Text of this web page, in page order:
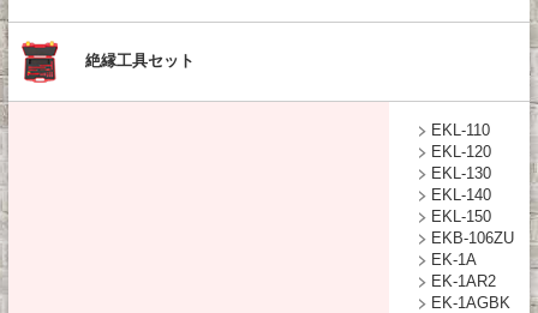
絶縁工具セット
EKL-110
EKL-120
EKL-130
EKL-140
EKL-150
EKB-106ZU
EK-1A
EK-1AR2
EK-1AGBK